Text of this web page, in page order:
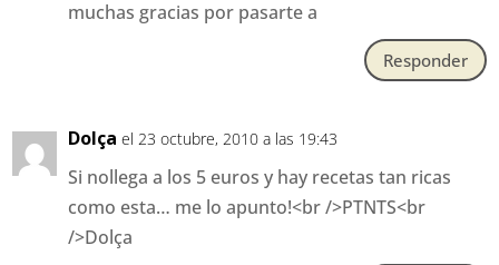
muchas gracias por pasarte a
Responder
Dolça el 23 octubre, 2010 a las 19:43
Si nollega a los 5 euros y hay recetas tan ricas
como esta… me lo apunto!<br />PTNTS<br
/>Dolça